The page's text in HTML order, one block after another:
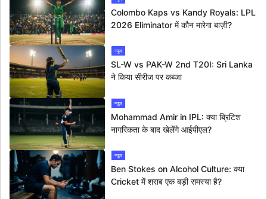
Colombo Kaps vs Kandy Royals: LPL
2026 Eliminator में कौन मारेगा बाज़ी?
न्यूज
SL-W vs PAK-W 2nd T20I: Sri Lanka
ने किया सीरीज पर कब्जा
न्यूज
Mohammad Amir in IPL: क्या ब्रिटिश
नागरिकता के बाद खेलेंगे आईपीएल?
न्यूज
Ben Stokes on Alcohol Culture: क्या
Cricket में शराब एक बड़ी समस्या है?